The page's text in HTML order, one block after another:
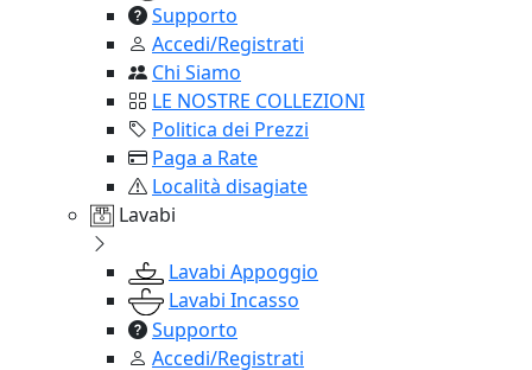
Supporto
Accedi/Registrati
Chi Siamo
LE NOSTRE COLLEZIONI
Politica dei Prezzi
Paga a Rate
Località disagiate
Lavabi
Lavabi Appoggio
Lavabi Incasso
Supporto
Accedi/Registrati